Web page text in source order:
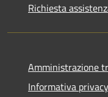
Richiesta
Amministrazione
Informativa privacy